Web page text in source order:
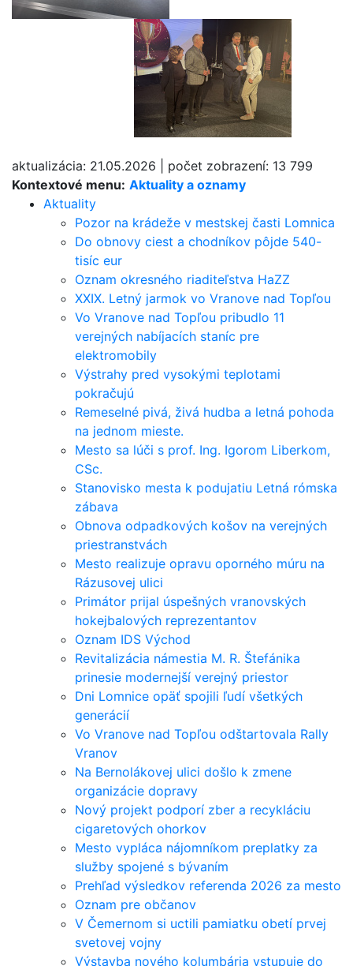
Kontextové menu: Aktuality a oznamy
Aktuality
Pozor na krádeže v mestskej časti Lomnica
Do obnovy ciest a chodníkov pôjde 540-
tisíc eur
Oznam okresného riaditeľstva HaZZ
XXIX. Letný jarmok vo Vranove nad Topľou
Vo Vranove nad Topľou pribudlo 11
verejných nabíjacích staníc pre
elektromobily
Výstrahy pred vysokými teplotami
pokračujú
Remeselné pivá, živá hudba a letná pohoda
na jednom mieste.
Mesto sa lúči s prof. Ing. Igorom Liberkom,
CSc.
Stanovisko mesta k podujatiu Letná rómska
zábava
Obnova odpadkových košov na verejných
priestranstvách
Mesto realizuje opravu oporného múru na
Rázusovej ulici
Primátor prijal úspešných vranovských
hokejbalových reprezentantov
Oznam IDS Východ
Revitalizácia námestia M. R. Štefánika
prinesie modernejší verejný priestor
Dni Lomnice opäť spojili ľudí všetkých
generácií
Vo Vranove nad Topľou odštartovala Rally
Vranov
Na Bernolákovej ulici došlo k zmene
organizácie dopravy
Nový projekt podporí zber a recykláciu
cigaretových ohorkov
Mesto vypláca nájomníkom preplatky za
služby spojené s bývaním
Prehľad výsledkov referenda 2026 za mesto
Oznam pre občanov
V Čemernom si uctili pamiatku obetí prvej
svetovej vojny
Výstavba nového kolumbária vstupuje do
aktualizácia: 21.05.2026 počet zobrazení: 13 799